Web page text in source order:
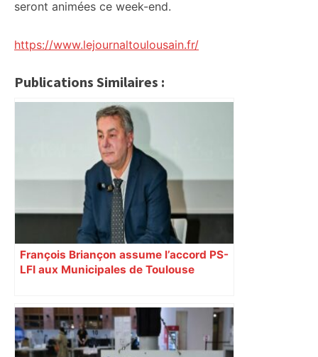
seront animées ce week-end.
https://www.lejournaltoulousain.fr/
Publications Similaires :
François Briançon assume l’accord PS-
LFI aux Municipales de Toulouse